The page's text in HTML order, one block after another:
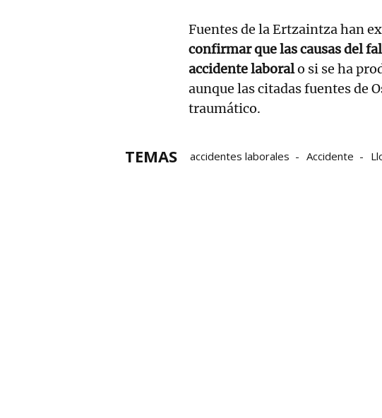
Fuentes de la Ertzaintza han
confirmar que las causas del
accidente laboralo si se ha
aunque las citadas fuentes de
traumático.
TEMAS accidentes laborales Accidente